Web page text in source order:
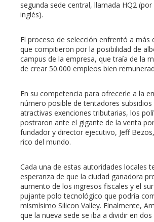
segunda sede central, llamada HQ2 (por
inglés).
El proceso de selección enfrentó a más
que compitieron por la posibilidad de
campus de la empresa, que traía de la
de crear 50.000 empleos bien
En su competencia para ofrecerle a la
número posible de tentadores subsidios
atractivas exenciones tributarias, los
postraron ante el gigante de la venta
fundador y director ejecutivo, Jeff
rico del mundo.
Cada una de estas autoridades locales
esperanza de que la ciudad ganadora
aumento de los ingresos fiscales y el
pujante polo tecnológico que podría
mismísimo Silicon Valley. Finalmente,
que la nueva sede se iba a dividir en